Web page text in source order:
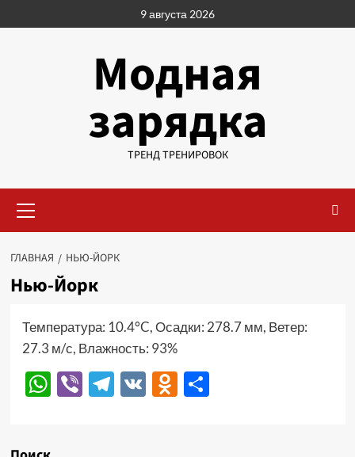
к
9 августа 2026
Модная
зарядка
ТРЕНД ТРЕНИРОВОК
меню
ГЛАВНАЯ НЬЮ-ЙОРК
Нью-Йорк
Температура: 10.4°C, Осадки: 278.7 мм, Ветер:
27.3 м/с, Влажность: 93%
WhatsApp
ViberTelegram
VKOdnoklassniki
Отправить